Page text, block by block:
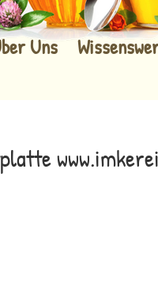
Uns